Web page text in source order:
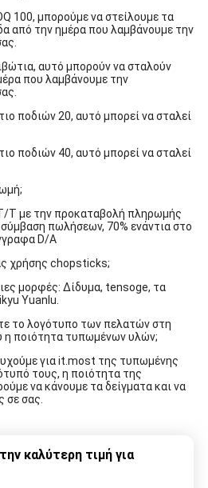
100, μπορούμε να στείλουμε τα
από την ημέρα που λαμβάνουμε την
αυτό μπορούν να σταλούν
που λαμβάνουμε την
ποδιών 20, αυτό μπορεί να σταλεί
ποδιών 40, αυτό μπορεί να σταλεί
T με την προκαταβολή πληρωμής
πωλήσεων, 70% ενάντια στο
D/A
χρήσης chopsticks;
μορφές: Δίδυμα, tensoge, τα
Yuanlu.
το λογότυπο των πελατών στη
η ποιότητα τυπωμένων υλών;
για it.most της τυπωμένης
τους, η ποιότητα της
να κάνουμε τα δείγματα και να
σε σας.
καλύτερη τιμή για